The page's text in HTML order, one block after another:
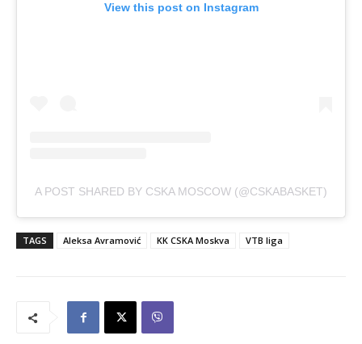
View this post on Instagram
A POST SHARED BY CSKA MOSCOW (@CSKABASKET)
TAGS Aleksa Avramović KK CSKA Moskva VTB liga